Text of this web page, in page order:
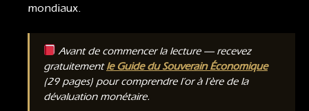
mondiaux.
Avant de commencer la lecture — recevez
gratuitementle Guide du Souverain Économique
(29 pages) pour comprendre l’or à l’ère de la
dévaluation monétaire.